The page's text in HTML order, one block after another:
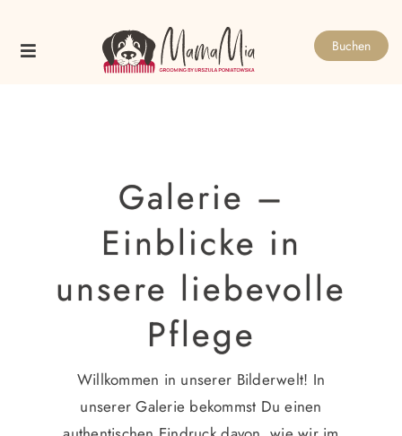
Buchen
Galerie –
Einblicke in
unsere liebevolle
Pflege
Willkommen in unserer Bilderwelt! In
unserer Galerie bekommst Du einen